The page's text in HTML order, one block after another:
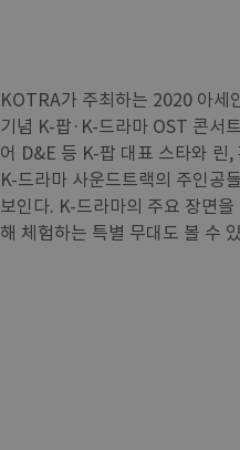
KOTRA가 주최하는 2020 아세
기념 K-팝·K-드라마 OST 콘서
어 D&E 등 K-팝 대표 스타와 린,
K-드라마 사운드트랙의 주인공
보인다. K-드라마의 주요 장면
해 체험하는 특별 무대도 볼 수